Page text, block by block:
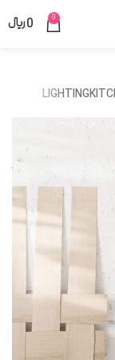
0
0﷼
LIGHTING